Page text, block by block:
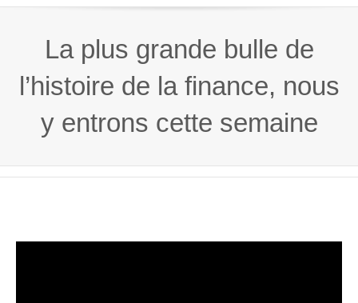
La plus grande bulle de
l’histoire de la finance, nous
y entrons cette semaine